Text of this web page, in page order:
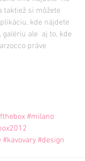
taktiež si môžete
kde nájdete
ale  aj to, kde
práve
#milano
#kavovary #design